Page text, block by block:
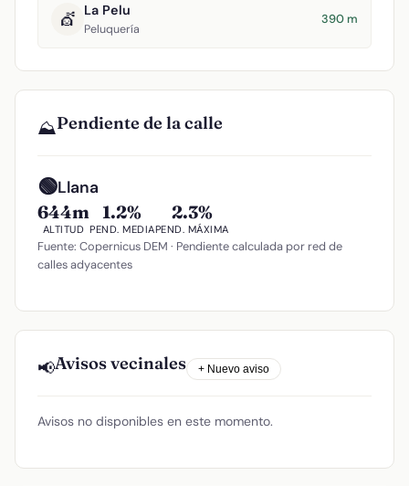
💇 La Pelu
Peluquería
390 m
⛰️Pendiente de la calle
🟢Llana
644m
ALTITUD
1.2%
PEND. MEDIA
2.3%
PEND. MÁXIMA
Fuente: Copernicus DEM · Pendiente calculada por red de
calles adyacentes
📢Avisos vecinales + Nuevo aviso
Avisos no disponibles en este momento.